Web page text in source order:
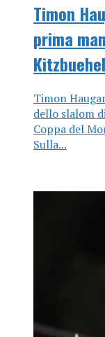
Timon
prima
Timon
dello slalom
Coppa del
Sulla...